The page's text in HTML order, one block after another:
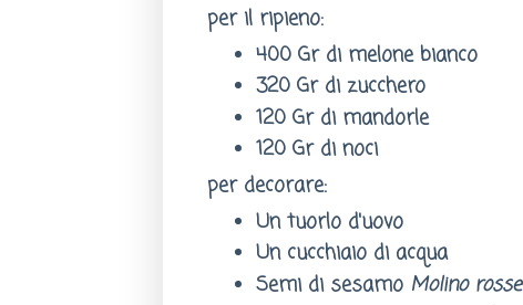
per il ripieno:
400 Gr di melone bianco
320 Gr di zucchero
120 Gr di mandorle
120 Gr di noci
per decorare:
Un tuorlo d'uovo
Un cucchiaio di acqua
Semi di sesamo Molino